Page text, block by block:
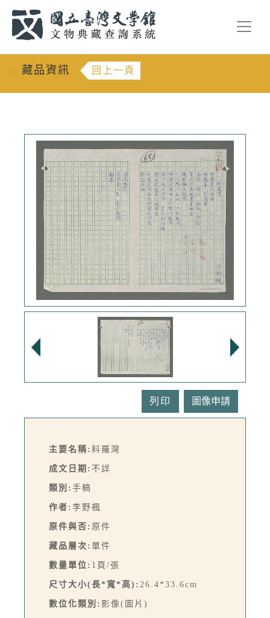
::: 藏品資訊 回上一頁
列印
主要名稱: 料羅灣
成文日期: 不詳
類別: 手稿
作者: 李野楓
原件與否: 原件
藏品層次: 單件
數量單位: 1頁/張
尺寸大小(長*寬*高): 26.4*33.6cm
數位化類別: 影像(圖片)